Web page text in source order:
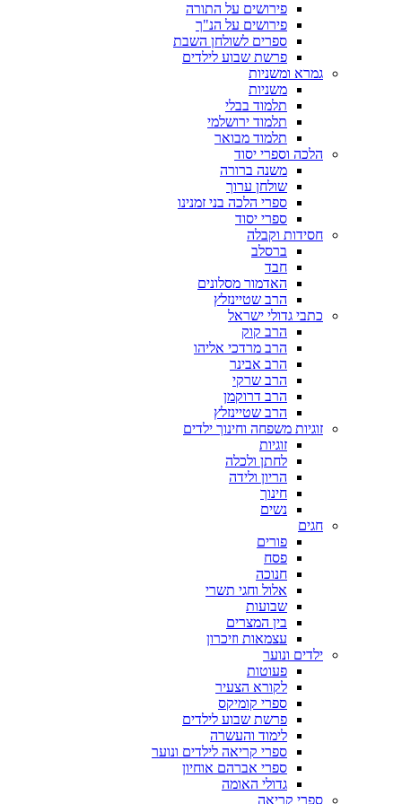
פירושים על התורה
פירושים על הנ"ך
ספרים לשולחן השבת
פרשת שבוע לילדים
גמרא ומשניות
משניות
תלמוד בבלי
תלמוד ירושלמי
תלמוד מבואר
הלכה וספרי יסוד
משנה ברורה
שולחן ערוך
ספרי הלכה בני זמנינו
ספרי יסוד
חסידות וקבלה
ברסלב
חבד
האדמור מסלונים
הרב שטיינזלץ
כתבי גדולי ישראל
הרב קוק
הרב מרדכי אליהו
הרב אבינר
הרב שרקי
הרב דרוקמן
הרב שטיינזלץ
זוגיות משפחה וחינוך ילדים
זוגיות
לחתן ולכלה
הריון ולידה
חינוך
נשים
חגים
פורים
פסח
חנוכה
אלול וחגי תשרי
שבועות
בין המצרים
עצמאות וזיכרון
ילדים ונוער
פעוטות
לקורא הצעיר
ספרי קומיקס
פרשת שבוע לילדים
לימוד והעשרה
ספרי קריאה לילדים ונוער
ספרי אברהם אוחיון
גדולי האומה
ספרי קריאה